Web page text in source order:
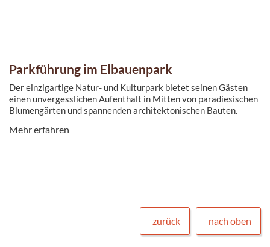
Parkführung im Elbauenpark
Der einzigartige Natur- und Kulturpark bietet seinen Gästen
einen unvergesslichen Aufenthalt in Mitten von paradiesischen
Blumengärten und spannenden architektonischen Bauten.
Mehr erfahren
zurück nach oben